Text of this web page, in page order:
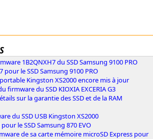
1B2QNXH7 du SSD Samsung 9100 PRO
pour le SSD Samsung 9100 PRO
Kingston XS2000 encore mis à jour
firmware du SSD KIOXIA EXCERIA G3
sur la garantie des SSD et de la RAM
du SSD USB Kingston XS2000
le SSD Samsung 870 EVO
de sa carte mémoire microSD Express pour